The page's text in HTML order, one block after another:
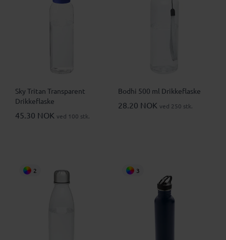
Sky Tritan Transparent
Drikkeflaske
45.30 NOK ved 100 stk.
Bodhi 500 ml Drikkeflaske
28.20 NOK ved 250 stk.
2 3